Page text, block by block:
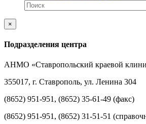
×
Подразделения центра
АНМО «Ставропольский краевой
355017, г. Ставрополь, ул. Ленина 304
(8652) 951-951, (8652) 35-61-49 (факс)
(8652) 951-951, (8652) 31-51-51